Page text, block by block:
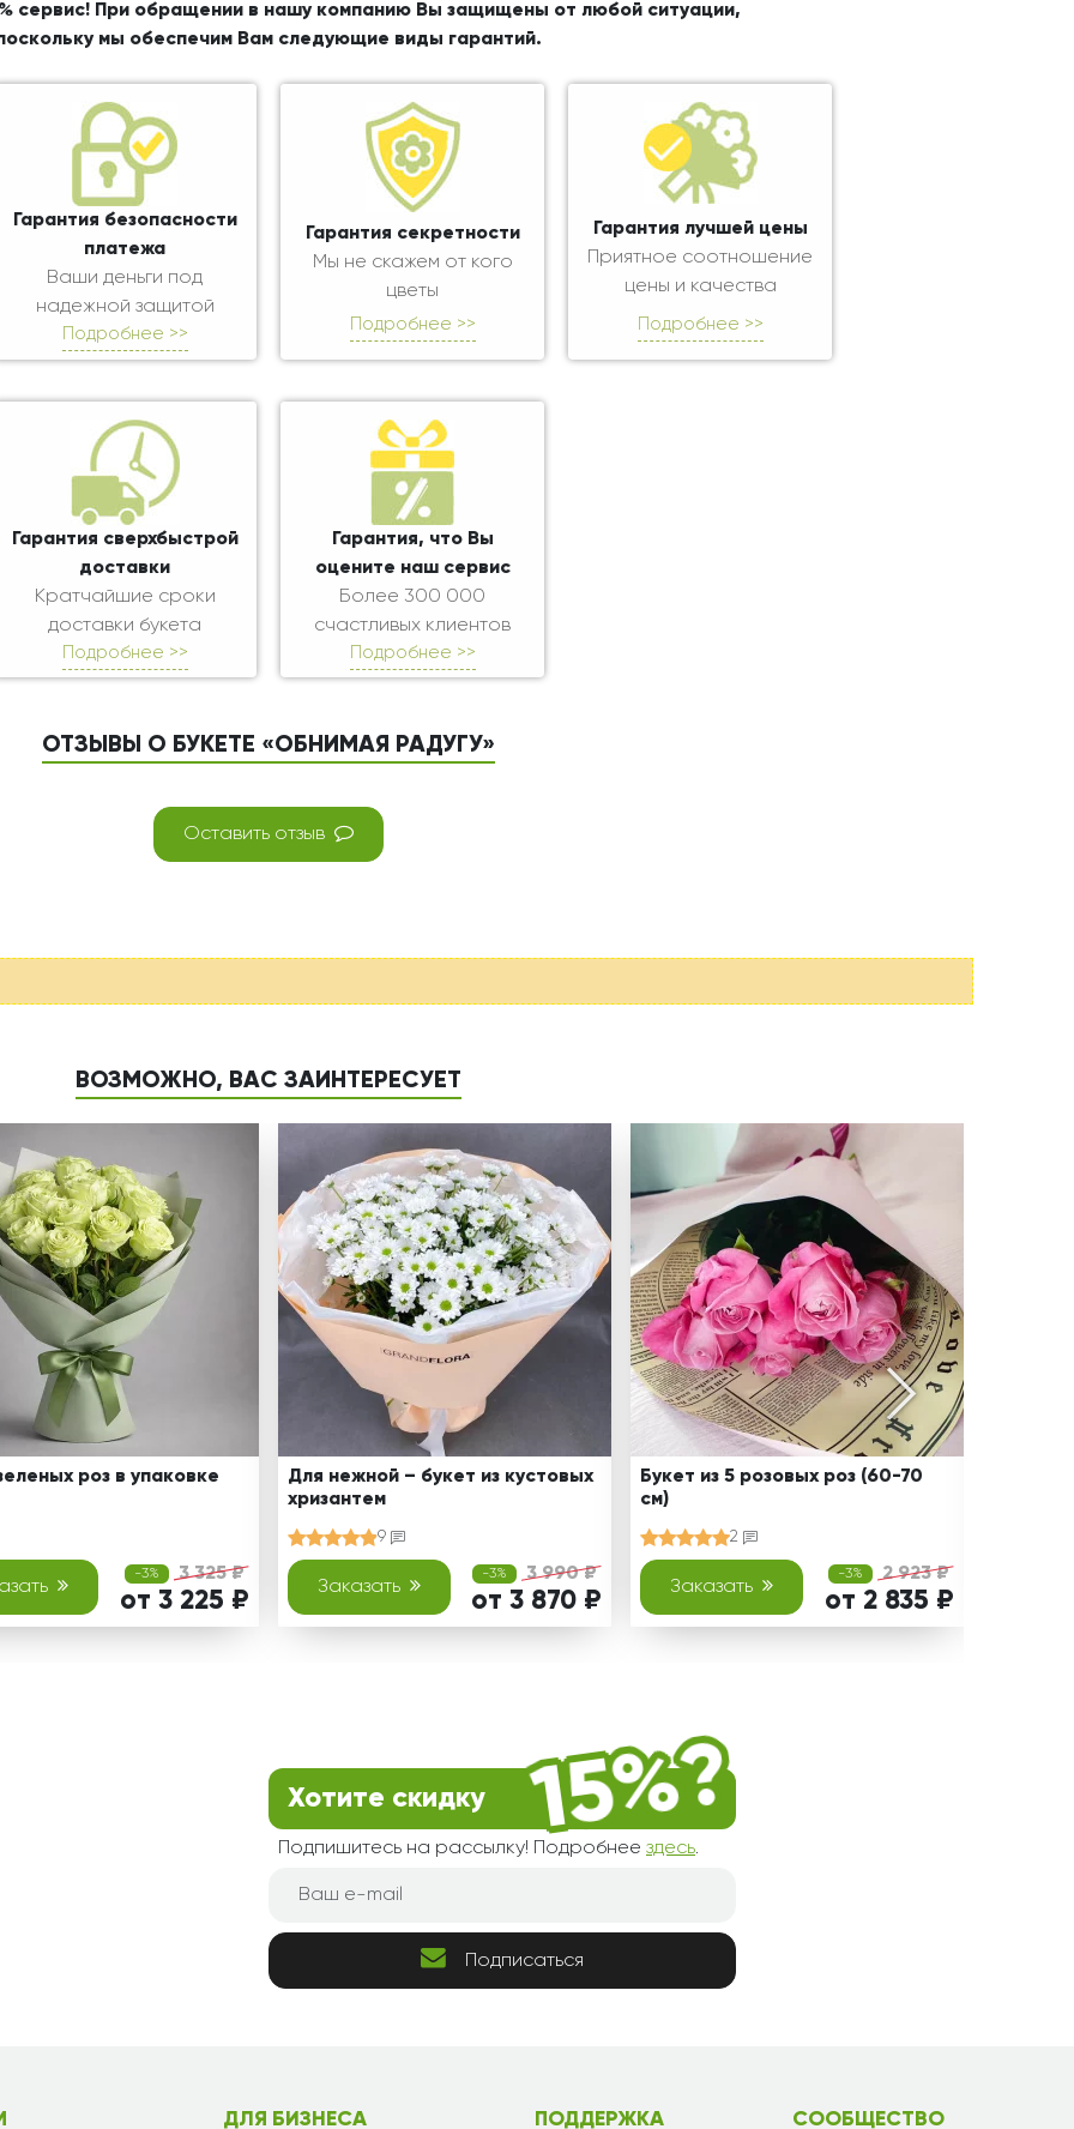
сервис! При обращении в нашу компанию Вы защищены от любой ситуации,
мы обеспечим Вам следующие виды гарантий.
Гарантия безопасности
платежа
Ваши деньги под
надежной защитой
Подробнее >>
Гарантия секретности
Мы не скажем от кого
цветы
Подробнее >>
Гарантия лучшей цены
Приятное соотношение
цены и качества
Подробнее >>
Гарантия сверхбыстрой
доставки
Кратчайшие сроки
доставки букета
Подробнее >>
Гарантия, что Вы
оцените наш сервис
Более 300 000
счастливых клиентов
Подробнее >>
ОТЗЫВЫ О БУКЕТЕ «ОБНИМАЯ РАДУГУ»
Оставить отзыв
ВОЗМОЖНО, ВАС ЗАИНТЕРЕСУЕТ
роз в упаковке
-3% 3 325 ₽
от 3 225 ₽
Для нежной – букет из кустовых
хризантем
9
Заказать
-3% 3 990 ₽
от 3 870 ₽
Букет из 5 розовых роз (60-70
см)
2
Заказать
-3% 2 923 ₽
от 2 835 ₽
Хотите скидку
Подпишитесь на рассылку! Подробнее здесь.
Подписаться
ДЛЯ БИЗНЕСА ПОДДЕРЖКА СООБЩЕСТВО